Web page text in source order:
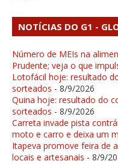
NOTÍCIAS DO G1 -
Número de MEIs na
Prudente; veja o que
Lotofácil hoje: resultado
sorteados - 8/9/2026
Quina hoje: resultado do
sorteados - 8/9/2026
Carreta invade pista
moto e carro e deixa um
Itapeva promove feira de
locais e artesanais - 8/9/